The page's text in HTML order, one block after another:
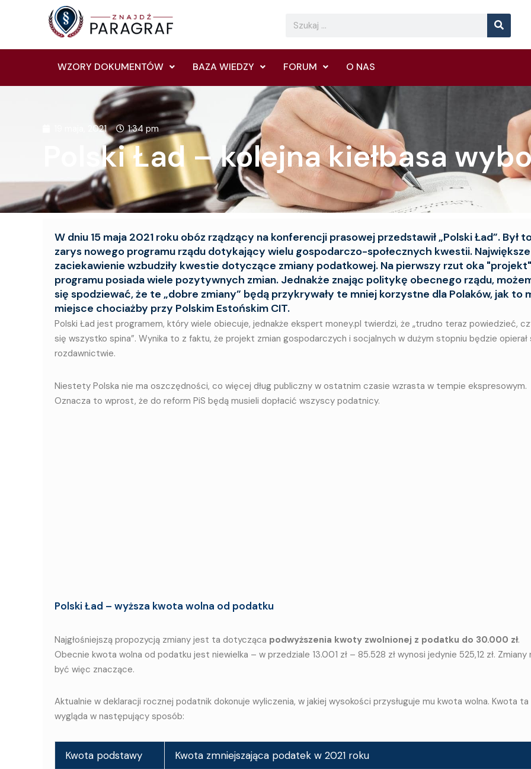
Search
WZORY DOKUMENTÓW BAZA WIEDZY FORUM O NAS
19 maja, 2021 1:34 pm
Polski Ład – kolejna kiełbasa
W dniu 15 maja 2021 roku obóz rządzący na konferencji prasowej przedstawił „Polski Ład”. Był
zarys nowego programu rządu dotykający wielu gospodarczo-społecznych kwestii. Największe
zaciekawienie wzbudziły kwestie dotyczące zmiany podatkowej. Na pierwszy rzut oka "projekt"
programu posiada wiele pozytywnych zmian. Jednakże znając politykę obecnego rządu,
się spodziewać, że te „dobre zmiany” będą przykrywały te mniej korzystne dla Polaków, jak to
miejsce chociażby przy Polskim Estońskim CIT.
Polski Ład jest programem, który wiele obiecuje, jednakże ekspert money.pl twierdzi, że „trudno teraz powiedzieć,
się wszystko spina”. Wynika to z faktu, że projekt zmian gospodarczych i socjalnych w dużym stopniu będzie opierał
rozdawnictwie.
Niestety Polska nie ma oszczędności, co więcej dług publiczny w ostatnim czasie wzrasta w tempie ekspresowym.
Oznacza to wprost, że do reform PiS będą musieli dopłacić wszyscy podatnicy.
Polski Ład – wyższa kwota wolna od podatku
Najgłośniejszą propozycją zmiany jest ta dotycząca podwyższenia kwoty zwolnionej z podatku do 30.000 zł.
Obecnie kwota wolna od podatku jest niewielka – w przedziale 13.001 zł – 85.528 zł wynosi jedynie 525,12 zł. Zmiany
być więc znaczące.
Aktualnie w deklaracji rocznej podatnik dokonuje wyliczenia, w jakiej wysokości przysługuje mu kwota wolna. Kwota ta
wygląda w następujący sposób:
Kwota podstawy Kwota zmniejszająca podatek w 2021 roku